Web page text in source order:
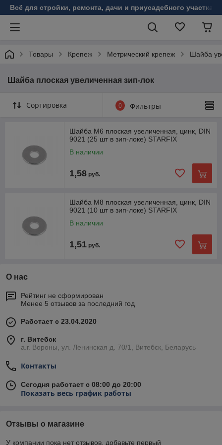
Всё для стройки, ремонта, дачи и приусадебного участка!
Товары Крепеж Метрический крепеж Шайба
Шайба плоская увеличенная зип-лок
Сортировка 0 Фильтры
Шайба М6 плоская увеличенная, цинк, DIN
9021 (25 шт в зип-локе) STARFIX
В наличии
1,58 руб.
Шайба М8 плоская увеличенная, цинк, DIN
9021 (10 шт в зип-локе) STARFIX
В наличии
1,51 руб.
О нас
Рейтинг не сформирован
Менее 5 отзывов за последний год
Работает с 23.04.2020
г. Витебск
а.г. Вороны, ул. Ленинская д. 70/1, Витебск, Беларусь
Контакты
Сегодня работает с 08:00 до 20:00
Показать весь график работы
Отзывы о магазине
У компании пока нет отзывов, добавьте первый